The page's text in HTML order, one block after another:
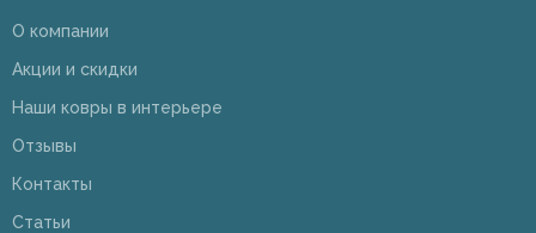
О компании
Акции и скидки
Наши ковры в интерьере
Отзывы
Контакты
Статьи